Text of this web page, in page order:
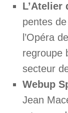
L’Atelier
pentes
l’Opéra
regroupe
secteur
Webup
Jean